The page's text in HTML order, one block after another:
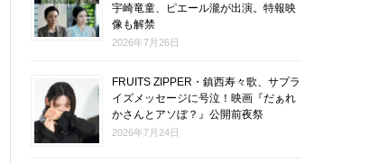
宇崎竜童、ピエール瀧が出演。特報映
像も解禁
2026年7月26日
FRUITS ZIPPER・鎮西寿々歌、サプラ
イズメッセージに号泣！映画『だぁれ
かさんとアソぼ？』公開前夜祭
2026年7月24日